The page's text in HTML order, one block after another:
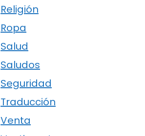
Religión
Ropa
Salud
Saludos
Seguridad
Traducción
Venta